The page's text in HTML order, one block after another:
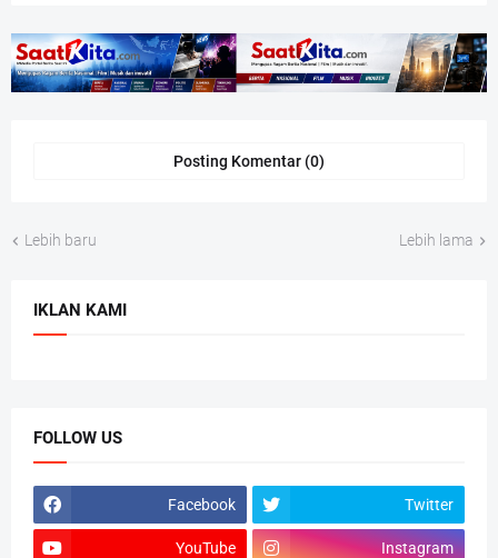
Posting Komentar (0)
Lebih baru Lebih lama
IKLAN KAMI
FOLLOW US
Facebook Twitter
YouTube Instagram